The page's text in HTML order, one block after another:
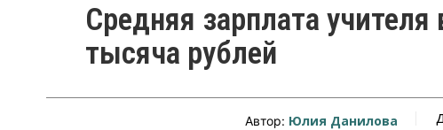
Средняя зарплата
тысяча рублей
Автор: Юлия Данилова